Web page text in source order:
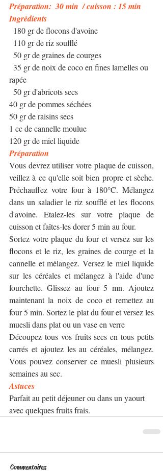
Préparation:  30 min  / cuisson : 15 min ​
Ingrédients
  180 gr de flocons d'avoine
  110 gr de riz soufflé
  50 gr de graines de courges
rapée
  50 gr d'abricots secs
40 gr de pommes séchées
50 gr de raisins secs
1 cc de cannelle moulue
120 gr de miel liquide
Préparation
Vous devrez utiliser votre plaque de cuisson,
veillez à ce qu'elle soit bien propre et sèche.
Préchauffez votre four à 180°C. Mélangez
dans un saladier le riz soufflé et les flocons
d'avoine. Etalez-les sur votre plaque de
cuisson et faîtes-les dorer 5 min au four.
Sortez votre plaque du four et versez sur les
flocons et le riz, les graines de courge et la
cannelle et mélangez. Versez le miel liquide
sur les céréales et mélangez à l'aide d'une
fourchette. Glissez au four 5 mn. Ajoutez
maintenant la noix de coco et remettez au
four 5 min. Sortez le plat du four et versez les
muesli dans plat ou un vase en verre
Découpez tous vos fruits secs en tous petits
carrés et ajoutez les au céréales, mélangez.
Vous pouvez conserver ce muesli plusieurs
semaines au sec.
Astuces
Parfait au petit déjeuner ou dans un yaourt
avec quelques fruits frais.
Commentaires